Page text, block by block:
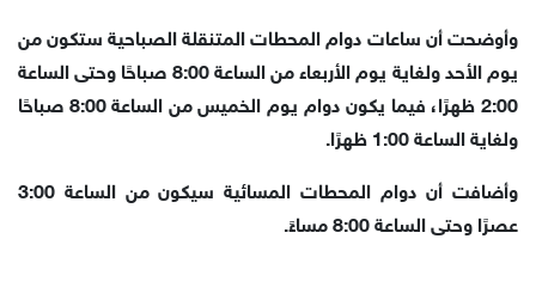
وأوضحت أن ساعات دوام المحطات المتنقلة الصباحية ستكون من
يوم الأحد ولغاية يوم الأربعاء من الساعة 8:00 صباحًا وحتى الساعة
2:00 ظهرًا، فيما يكون دوام يوم الخميس من الساعة 8:00 صباحًا
ولغاية الساعة 1:00 ظهرًا.
وأضافت أن دوام المحطات المسائية سيكون من الساعة 3:00
عصرًا وحتى الساعة 8:00 مساءً.